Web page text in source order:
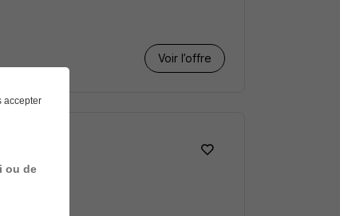
Voir l’offre
accepter
ou de